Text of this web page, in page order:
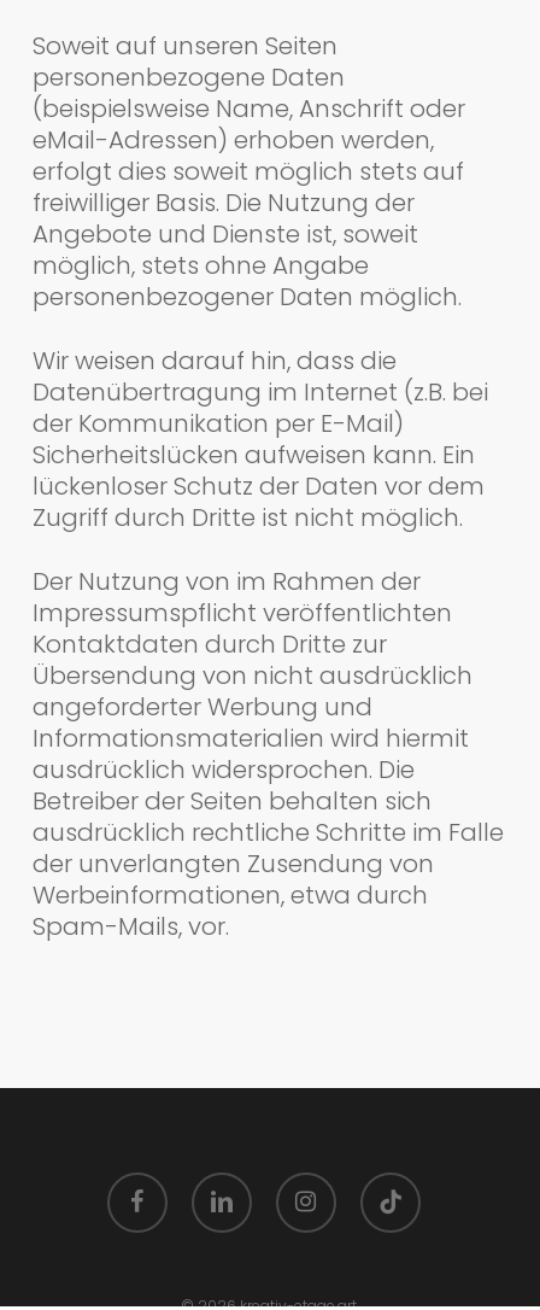
Soweit auf unseren Seiten
personenbezogene Daten
(beispielsweise Name, Anschrift oder
eMail-Adressen) erhoben werden,
erfolgt dies soweit möglich stets auf
freiwilliger Basis. Die Nutzung der
Angebote und Dienste ist, soweit
möglich, stets ohne Angabe
personenbezogener Daten möglich.
Wir weisen darauf hin, dass die
Datenübertragung im Internet (z.B. bei
der Kommunikation per E-Mail)
Sicherheitslücken aufweisen kann. Ein
lückenloser Schutz der Daten vor dem
Zugriff durch Dritte ist nicht möglich.
Der Nutzung von im Rahmen der
Impressumspflicht veröffentlichten
Kontaktdaten durch Dritte zur
Übersendung von nicht ausdrücklich
angeforderter Werbung und
Informationsmaterialien wird hiermit
ausdrücklich widersprochen. Die
Betreiber der Seiten behalten sich
ausdrücklich rechtliche Schritte im Falle
der unverlangten Zusendung von
Werbeinformationen, etwa durch
Spam-Mails, vor.
facebook linkedin instagram tiktok
© 2026 kreativ-etage.art.